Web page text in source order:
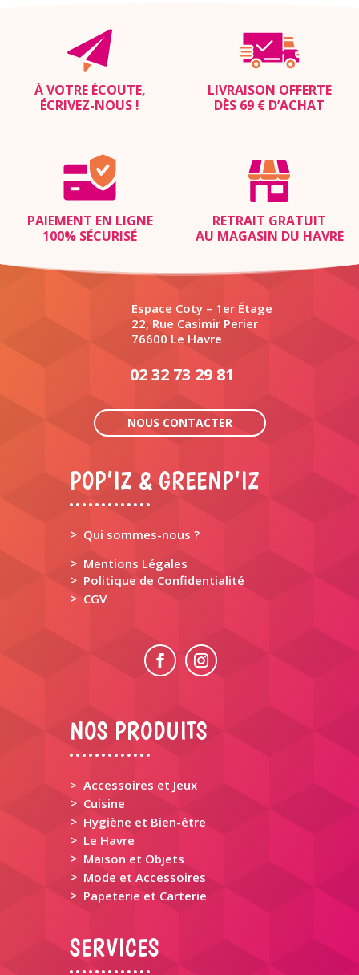
À VOTRE ÉCOUTE,
ÉCRIVEZ-NOUS !
LIVRAISON OFFERTE
DÈS 69 € D’ACHAT
PAIEMENT EN LIGNE
100% SÉCURISÉ
RETRAIT GRATUIT
AU MAGASIN DU HAVRE
Espace Coty – 1er Étage
22, Rue Casimir Perier
76600 Le Havre
02 32 73 29 81
NOUS CONTACTER
POP’IZ & GREENP’IZ
> Qui sommes-nous ?
> Mentions Légales
> Politique de Confidentialité
> CGV
NOS PRODUITS
> Accessoires et Jeux
> Cuisine
> Hygiène et Bien-être
> Le Havre
> Maison et Objets
> Mode et Accessoires
> Papeterie et Carterie
SERVICES